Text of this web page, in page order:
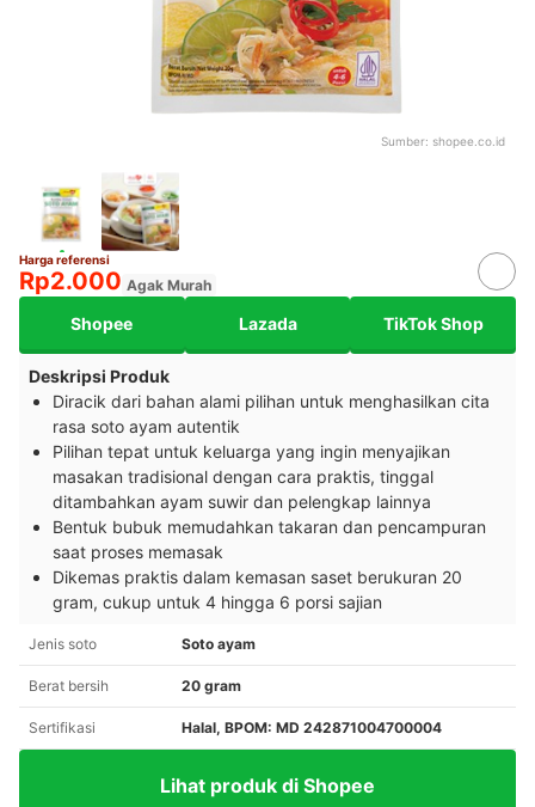
Sumber: shopee.co.id
Harga referensi
Rp2.000 Agak Murah
Shopee Lazada TikTok Shop
Deskripsi Produk
Diracik dari bahan alami pilihan untuk menghasilkan cita
rasa soto ayam autentik
Pilihan tepat untuk keluarga yang ingin menyajikan
masakan tradisional dengan cara praktis, tinggal
ditambahkan ayam suwir dan pelengkap lainnya
Bentuk bubuk memudahkan takaran dan pencampuran
saat proses memasak
Dikemas praktis dalam kemasan saset berukuran 20
gram, cukup untuk 4 hingga 6 porsi sajian
Jenis soto Soto ayam
Berat bersih 20 gram
Sertifikasi Halal, BPOM: MD 242871004700004
Lihat produk di Shopee